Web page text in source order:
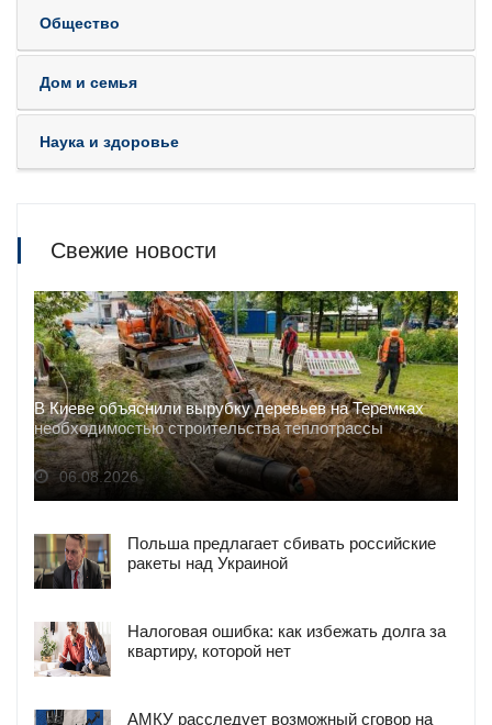
Общество
Дом и семья
Наука и здоровье
Свежие новости
В Киеве объяснили вырубку деревьев на Теремках
необходимостью строительства теплотрассы
06.08.2026
Польша предлагает сбивать российские
ракеты над Украиной
Налоговая ошибка: как избежать долга за
квартиру, которой нет
АМКУ расследует возможный сговор на